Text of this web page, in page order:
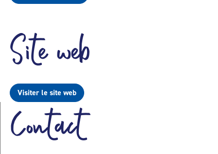
Site web
Visiter le site web
Contact